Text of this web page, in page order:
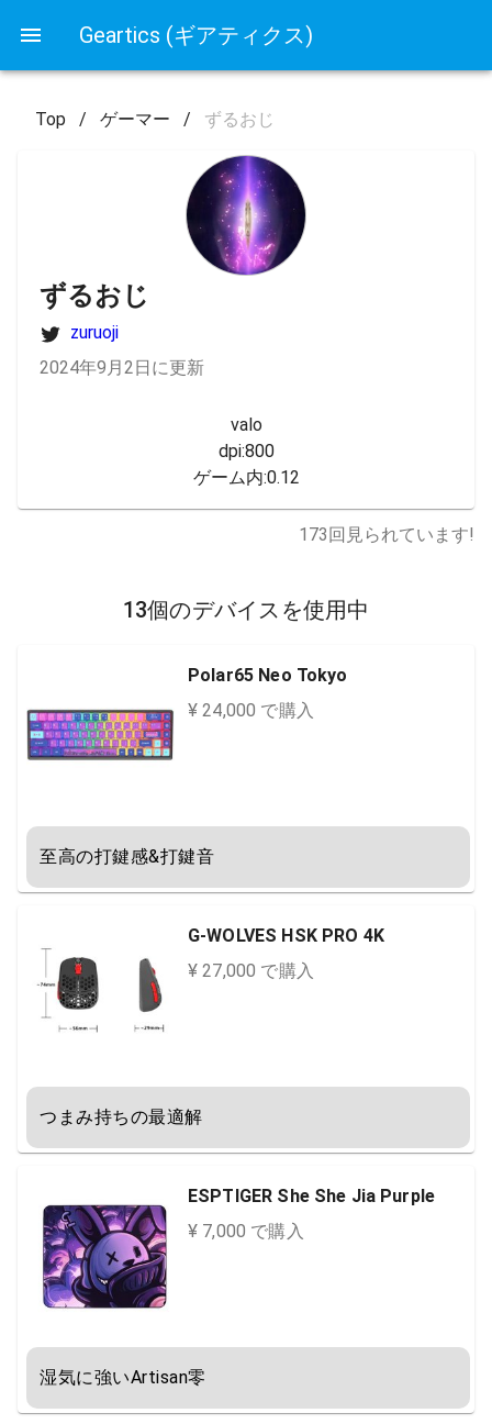
Geartics (ギアティクス)
Top / ゲーマー / ずるおじ
ずるおじ
zuruoji
2024年9月2日に更新
valo
dpi:800
ゲーム内:0.12
173回見られています!
13個のデバイスを使用中
Polar65 Neo Tokyo
¥ 24,000 で購入
至高の打鍵感&打鍵音
G-WOLVES HSK PRO 4K
¥ 27,000 で購入
つまみ持ちの最適解
ESPTIGER She She Jia Purple
¥ 7,000 で購入
湿気に強いArtisan零